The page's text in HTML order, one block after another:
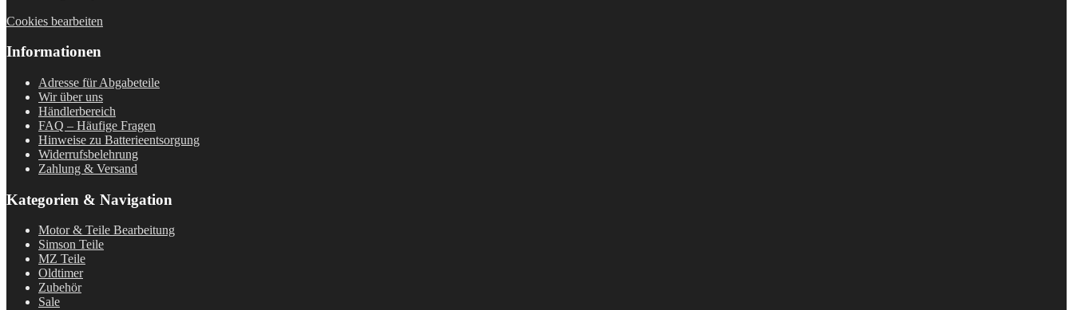
Cookies bearbeiten
Informationen
Adresse für Abgabeteile
Wir über uns
Händlerbereich
FAQ – Häufige Fragen
Hinweise zu Batterieentsorgung
Widerrufsbelehrung
Zahlung & Versand
Kategorien & Navigation
Motor & Teile Bearbeitung
Simson Teile
MZ Teile
Oldtimer
Zubehör
Sale